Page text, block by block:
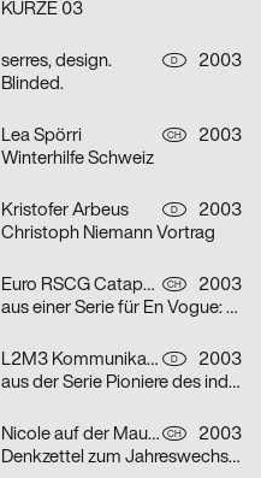
KURZE 03
serres, design. D
2003
Blinded.
Lea Spörri CH
2003
Winterhilfe Schweiz
Kristofer Arbeus D
2003
Christoph Niemann Vortrag
Euro RSCG Catapult AG Switzerland CH
2003
aus einer Serie für En Vogue: Fisch
L2M3 Kommunikationsdesign D
2003
aus der Serie Pioniere des industriellen Designs am Bodensee: Champs
Nicole auf der Mauer CH
2003
Denkzettel zum Jahreswechsel: Mädchen